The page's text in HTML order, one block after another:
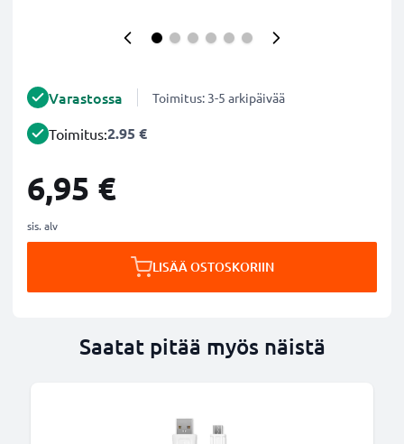
Varastossa Toimitus: 3-5 arkipäivää
Toimitus:2.95 €
6,95 €
sis. alv
LISÄÄ OSTOSKORIIN
Saatat pitää myös näistä